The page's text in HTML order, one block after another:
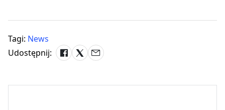
Tagi: News
Udostępnij: